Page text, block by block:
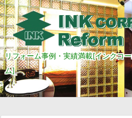
リフォーム事例・実績満載[インクコ
ム]